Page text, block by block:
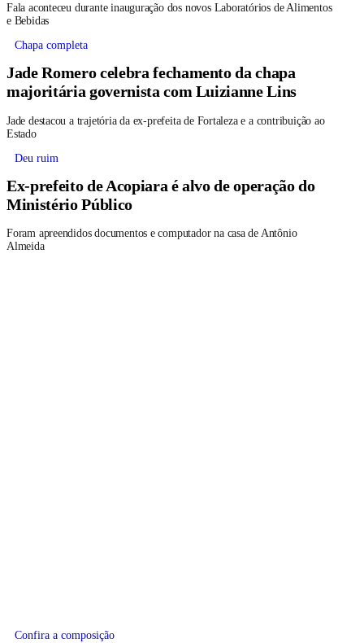
Fala aconteceu durante inauguração dos novos Laboratórios de Alimentos
e Bebidas
Chapa completa
Jade Romero celebra fechamento da chapa
majoritária governista com Luizianne Lins
Jade destacou a trajetória da ex-prefeita de Fortaleza e a contribuição ao
Estado
Deu ruim
Ex-prefeito de Acopiara é alvo de operação do
Ministério Público
Foram apreendidos documentos e computador na casa de Antônio
Almeida
Confira a composição